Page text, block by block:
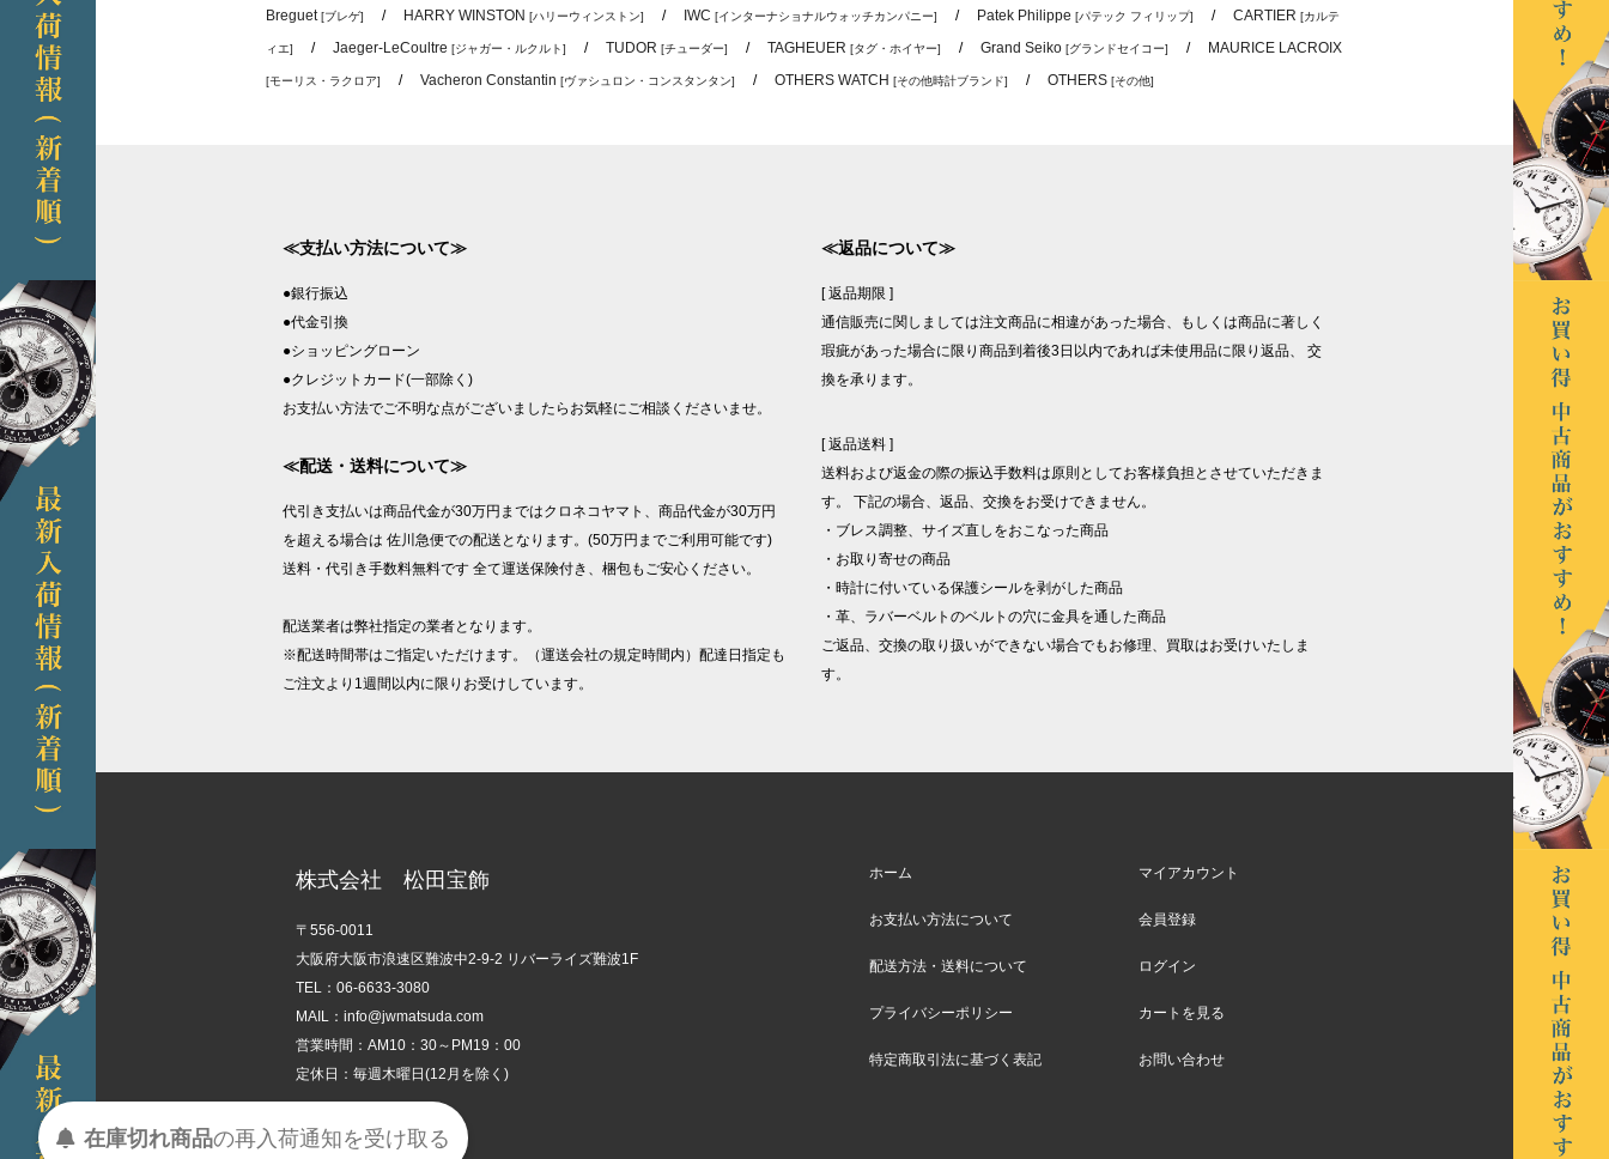
Breguet [ブレゲ] / HARRY WINSTON [ハリーウィンストン] / IWC [インターナショナルウォッチカンパニー] / Patek Philippe [パテック フィリップ] / CARTIER [カルテ
ィエ] / Jaeger-LeCoultre [ジャガー・ルクルト] / TUDOR [チューダー] / TAGHEUER [タグ・ホイヤー] / Grand Seiko [グランドセイコー] / MAURICE LACROIX
[モーリス・ラクロア] / Vacheron Constantin [ヴァシュロン・コンスタンタン] / OTHERS WATCH [その他時計ブランド] / OTHERS [その他]
≪支払い方法について≫
●銀行振込
●代金引換
●ショッピングローン
●クレジットカード(一部除く)
お支払い方法でご不明な点がございましたらお気軽にご相談くださいませ。
≪配送・送料について≫
代引き支払いは商品代金が30万円まではクロネコヤマト、商品代金が30万円
を超える場合は 佐川急便での配送となります。(50万円までご利用可能です)
送料・代引き手数料無料です 全て運送保険付き、梱包もご安心ください。
配送業者は弊社指定の業者となります。
※配送時間帯はご指定いただけます。（運送会社の規定時間内）配達日指定も
ご注文より1週間以内に限りお受けしています。
≪返品について≫
[ 返品期限 ]
通信販売に関しましては注文商品に相違があった場合、もしくは商品に著しく
瑕疵があった場合に限り商品到着後3日以内であれば未使用品に限り返品、 交
換を承ります。
[ 返品送料 ]
送料および返金の際の振込手数料は原則としてお客様負担とさせていただきま
す。 下記の場合、返品、交換をお受けできません。
・ブレス調整、サイズ直しをおこなった商品
・お取り寄せの商品
・時計に付いている保護シールを剥がした商品
・革、ラバーベルトのベルトの穴に金具を通した商品
ご返品、交換の取り扱いができない場合でもお修理、買取はお受けいたしま
す。
株式会社 松田宝飾
〒556-0011
大阪府大阪市浪速区難波中2-9-2 リバーライズ難波1F
TEL：06-6633-3080
MAIL：info@jwmatsuda.com
営業時間：AM10：30～PM19：00
定休日：毎週木曜日(12月を除く)
ホーム
お支払い方法について
配送方法・送料について
プライバシーポリシー
特定商取引法に基づく表記
マイアカウント
会員登録
ログイン
カートを見る
お問い合わせ
在庫切れ商品の再入荷通知を受け取る